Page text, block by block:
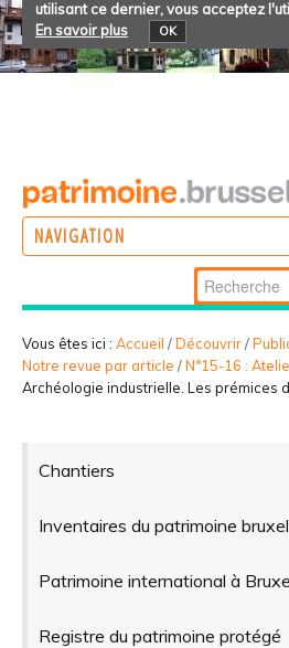
utilisant ce dernier, vous acceptez
En savoir plus
OK
NAVIGATION
PARTICIPER
Chercher par
Recherche
avancée…
Vous êtes ici : Accueil /Découvrir/
Notre revue par article /N°15-16 :
Archéologie industrielle. Les prémices
Chantiers
Inventaires du patrimoine
Patrimoine international à
Registre du patrimoine protégé